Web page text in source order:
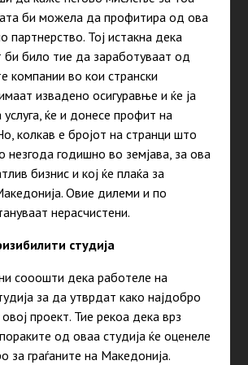
би можела да профитира од ова
партнерство. Тој истакна дека
било тие да заработуваат од
компании во кои странски
извадено осигуравње и ќе ја
ќе и донесе профит на
колкав е бројот на странци што
незгода годишно во земјава, за ова
бизнис и кој ќе плаќа за
Овие дилеми и по
нерасчистени.
студија
сооошти дека работеле на
за да утврдат како најдобро
проект. Тие рекоа дека врз
од оваа студија ќе оценеле
за граѓаните на Македонија.